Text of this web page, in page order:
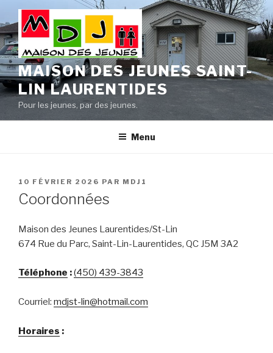
au
contenu
principal
MAISON DES JEUNES SAINT-
LIN LAURENTIDES
Pour les jeunes, par des jeunes.
Menu
PUBLIÉ
LE
10 FÉVRIER 2026 PAR MDJ1
Coordonnées
Maison des Jeunes Laurentides/St-Lin
674 Rue du Parc, Saint-Lin-Laurentides, QC J5M 3A2
Téléphone :(450) 439-3843
Courriel: mdjst-lin@hotmail.com
Horaires :